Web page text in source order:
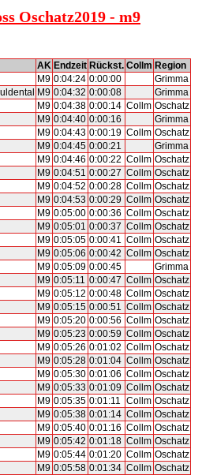
Oschatz2019 - m9
AK Endzeit Rückst. Collm Region
M9 0:04:24 0:00:00
Grimma
M9 0:04:32 0:00:08
Grimma
M9 0:04:38 0:00:14 Collm Oschatz
M9 0:04:40 0:00:16
Grimma
M9 0:04:43 0:00:19 Collm Oschatz
M9 0:04:45 0:00:21
Grimma
M9 0:04:46 0:00:22 Collm Oschatz
M9 0:04:51 0:00:27 Collm Oschatz
M9 0:04:52 0:00:28 Collm Oschatz
M9 0:04:53 0:00:29 Collm Oschatz
M9 0:05:00 0:00:36 Collm Oschatz
M9 0:05:01 0:00:37 Collm Oschatz
M9 0:05:05 0:00:41 Collm Oschatz
M9 0:05:06 0:00:42 Collm Oschatz
M9 0:05:09 0:00:45
Grimma
M9 0:05:11 0:00:47 Collm Oschatz
M9 0:05:12 0:00:48 Collm Oschatz
M9 0:05:15 0:00:51 Collm Oschatz
M9 0:05:20 0:00:56 Collm Oschatz
M9 0:05:23 0:00:59 Collm Oschatz
M9 0:05:26 0:01:02 Collm Oschatz
M9 0:05:28 0:01:04 Collm Oschatz
M9 0:05:30 0:01:06 Collm Oschatz
M9 0:05:33 0:01:09 Collm Oschatz
M9 0:05:35 0:01:11 Collm Oschatz
M9 0:05:38 0:01:14 Collm Oschatz
M9 0:05:40 0:01:16 Collm Oschatz
M9 0:05:42 0:01:18 Collm Oschatz
M9 0:05:44 0:01:20 Collm Oschatz
M9 0:05:58 0:01:34 Collm Oschatz